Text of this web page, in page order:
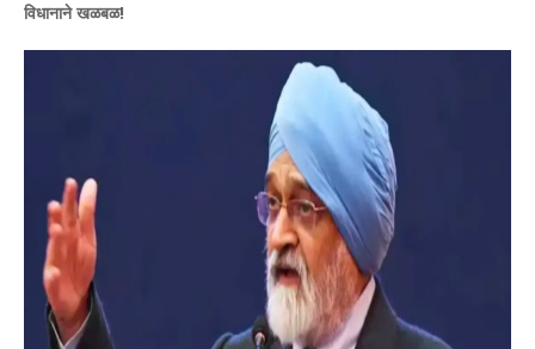
विधानाने खळबळ!